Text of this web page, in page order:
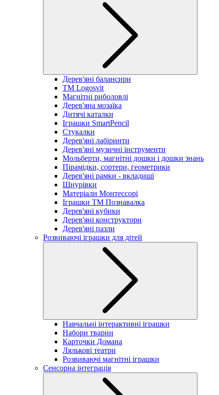
Дерев'яні балансири
TM Logosvit
Магнітні риболовлі
Дерев'яна мозаїка
Дитячі каталки
Іграшки SmartPencil
Стукалки
Дерев'яні лабіринти
Дерев'яні музичні інструменти
Мольберти, магнітні дошки і дошки знань
Пірамідки, сортери, геометрики
Дерев'яні рамки - вкладиші
Шнурівки
Матеріали Монтессорі
Іграшки ТМ Познавалка
Дерев'яні кубики
Дерев'яні конструктори
Дерев'яні пазли
Розвиваючі іграшки для дітей
Навчальні інтерактивні іграшки
Набори тварин
Карточки Домана
Лялькові театри
Розвиваючі магнітні іграшки
Сенсорна інтеграція